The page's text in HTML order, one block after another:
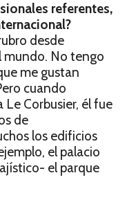
referentes,
desde
mundo. No tengo
me gustan
cuando
Corbusier, él fue
de
los edificios
el palacio
el parque